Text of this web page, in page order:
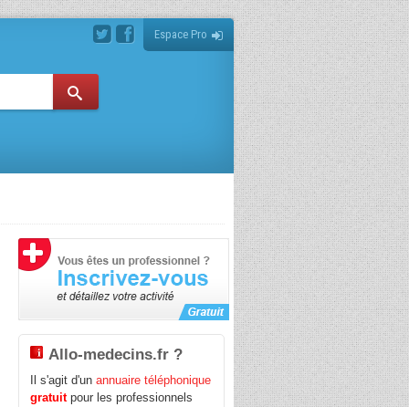
Espace Pro
Allo-medecins.fr ?
Il s'agit d'unannuaire téléphonique
gratuitpour les professionnels